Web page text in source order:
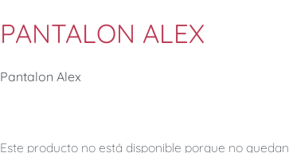
PANTALON ALEX
Pantalon Alex
Este producto no está disponible porque no quedan